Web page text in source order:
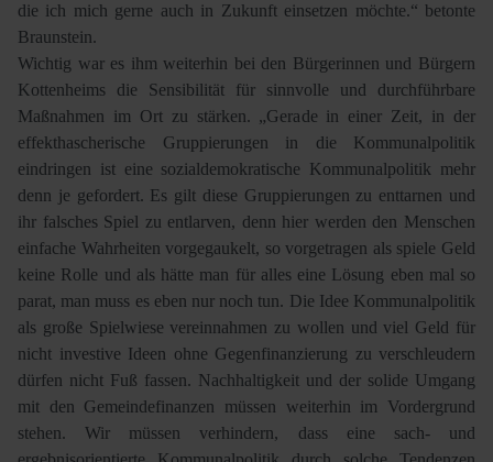
die ich mich gerne auch in Zukunft einsetzen möchte.“ betonte
Braunstein.
Wichtig war es ihm weiterhin bei den Bürgerinnen und Bürgern
Kottenheims die Sensibilität für sinnvolle und durchführbare
Maßnahmen im Ort zu stärken. „Gerade in einer Zeit, in der
effekthascherische Gruppierungen in die Kommunalpolitik
eindringen ist eine sozialdemokratische Kommunalpolitik mehr
denn je gefordert. Es gilt diese Gruppierungen zu enttarnen und
ihr falsches Spiel zu entlarven, denn hier werden den Menschen
einfache Wahrheiten vorgegaukelt, so vorgetragen als spiele Geld
keine Rolle und als hätte man für alles eine Lösung eben mal so
parat, man muss es eben nur noch tun. Die Idee Kommunalpolitik
als große Spielwiese vereinnahmen zu wollen und viel Geld für
nicht investive Ideen ohne Gegenfinanzierung zu verschleudern
dürfen nicht Fuß fassen. Nachhaltigkeit und der solide Umgang
mit den Gemeindefinanzen müssen weiterhin im Vordergrund
stehen. Wir müssen verhindern, dass eine sach- und